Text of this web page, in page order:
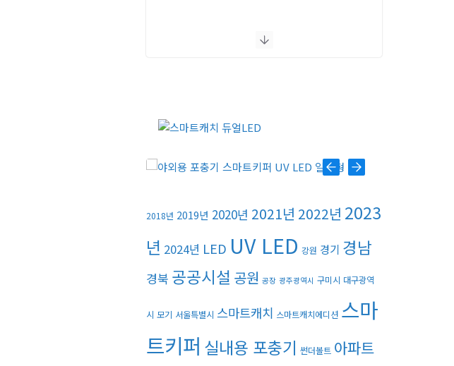
2018년 2019년 2020년 2021년 2022년 2023
년 2024년 LED UV LED 강원 경기 경남
경북 공공시설 공원 공장 광주광역시 구미시 대구광역
시 모기 서울특별시 스마트캐치 스마트캐치에디션 스마
트키퍼 실내용 포충기 썬더볼트 아파트